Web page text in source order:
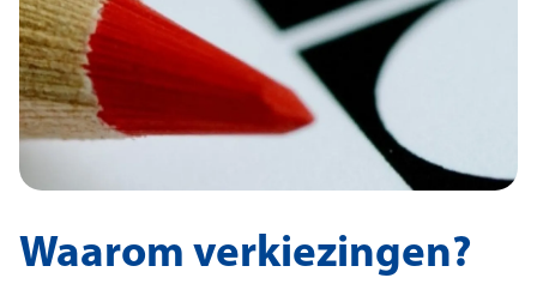
Waarom verkiezingen?